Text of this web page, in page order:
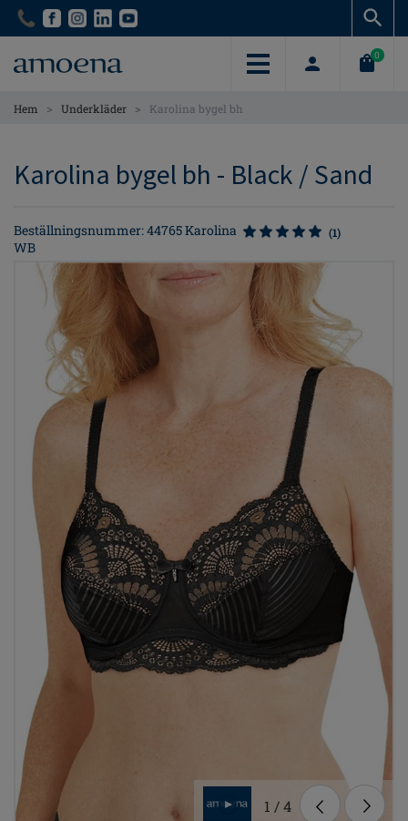
Skip
content
Skip
content
0
Hem > Underkläder > Karolina bygel bh
Karolina bygel bh - Black / Sand
Beställningsnummer: 44765 Karolina
WB
(1)
1 /4